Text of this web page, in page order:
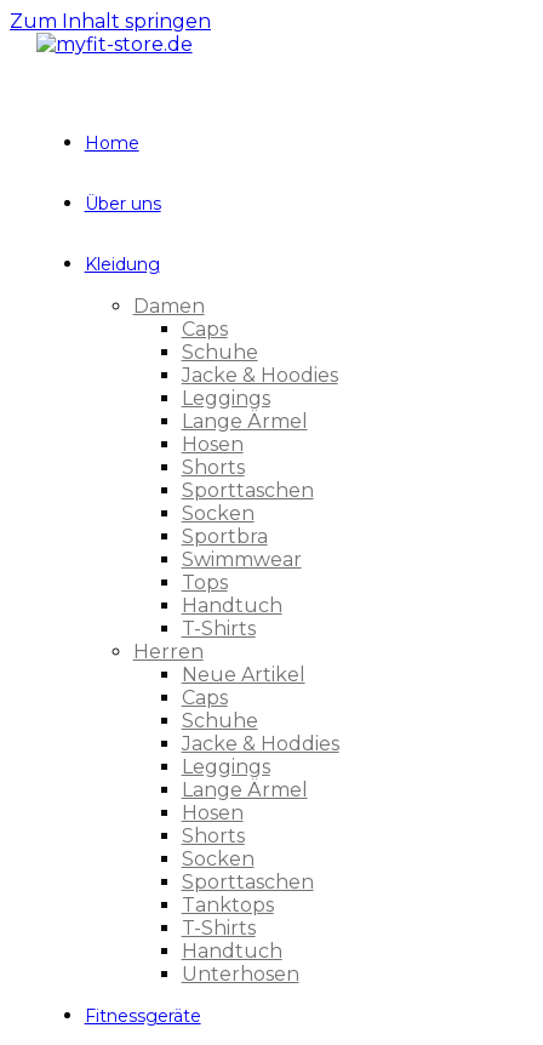
Zum Inhalt springen
Home
Über uns
Kleidung
Damen
Caps
Schuhe
Jacke & Hoodies
Leggings
Lange Ärmel
Hosen
Shorts
Sporttaschen
Socken
Sportbra
Swimmwear
Tops
Handtuch
T-Shirts
Herren
Neue Artikel
Caps
Schuhe
Jacke & Hoddies
Leggings
Lange Ärmel
Hosen
Shorts
Socken
Sporttaschen
Tanktops
T-Shirts
Handtuch
Unterhosen
Fitnessgeräte